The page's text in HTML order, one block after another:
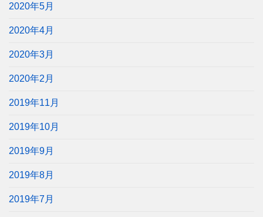
2020年5月
2020年4月
2020年3月
2020年2月
2019年11月
2019年10月
2019年9月
2019年8月
2019年7月